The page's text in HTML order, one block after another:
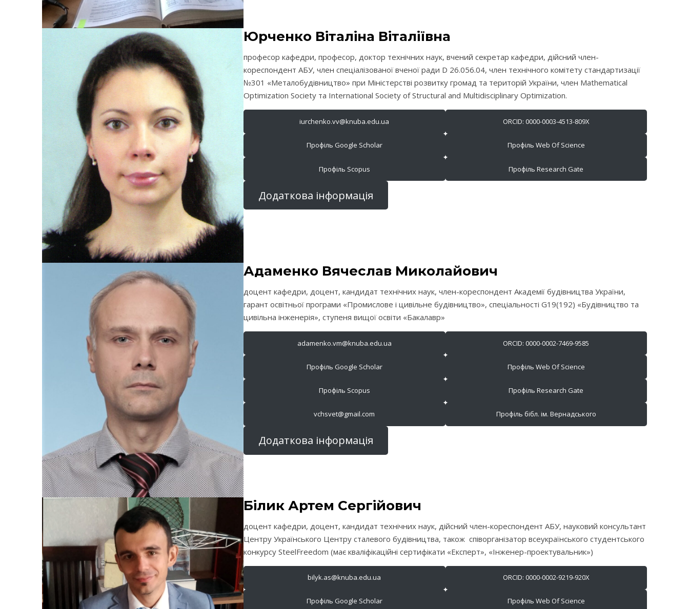
Юрченко Віталіна Віталіївна
професор кафедри, професор, доктор технічних наук, вчений секретар кафедри, дійсний член-
кореспондент АБУ, член спеціалізованої вченої ради D 26.056.04, член технічного комітету стандартизації
№301 «Металобудівництво» при Міністерстві розвитку громад та територій України, член Mathematical
Optimization Society та International Society of Structural and Multidisciplinary Optimization.
iurchenko.vv@knuba.edu.ua ORCID: 0000-0003-4513-809X
Профіль Google Scholar Профіль Web Of Science
Профіль Scopus Профіль Research Gate
Додаткова інформація
Адаменко Вячеслав Миколайович
доцент кафедри, доцент, кандидат технічних наук, член-кореспондент Академії будівництва України,
гарант освітньої програми «Промислове і цивільне будівництво», спеціальності G19(192) «Будівництво та
цивільна інженерія», ступеня вищої освіти «Бакалавр»
adamenko.vm@knuba.edu.ua ORCID: 0000-0002-7469-9585
Профіль Google Scholar Профіль Web Of Science
Профіль Scopus Профіль Research Gate
vchsvet@gmail.com Профіль бібл. ім. Вернадського
Додаткова інформація
Білик Артем Сергійович
доцент кафедри, доцент, кандидат технічних наук, дійсний член-кореспондент АБУ, науковий консультант
Центру Українського Центру сталевого будівництва, також співорганізатор всеукраїнського студентського
конкурсу SteelFreedom (має кваліфікаційні сертифікати «Експерт», «Інженер-проектувальник»)
bilyk.as@knuba.edu.ua ORCID: 0000-0002-9219-920X
Профіль Google Scholar Профіль Web Of Science